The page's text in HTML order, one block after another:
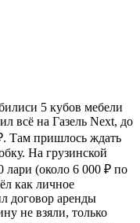
5 кубов мебели
всё на Газель Next, до
Там пришлось ждать
На грузинской
лари (около 6 000 ₽ по
как личное
договор аренды
не взяли, только